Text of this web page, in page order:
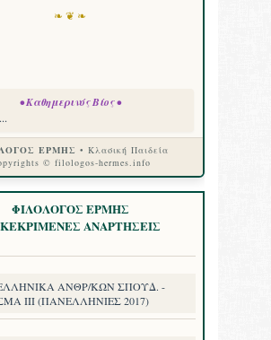
❧ ❦ ❧
• Καθημερινός Βίος •
ΕΡΜΗΣ • Κλασική Παιδεία
© filologos-hermes.info
ΦΙΛΟΛΟΓΟΣ ΕΡΜΗΣ
ΑΝΑΡΤΗΣΕΙΣ
ΑΝΘΡ/ΚΩΝ ΣΠΟΥΔ. -
III (ΠΑΝΕΛΛΗΝΙΕΣ 2017)